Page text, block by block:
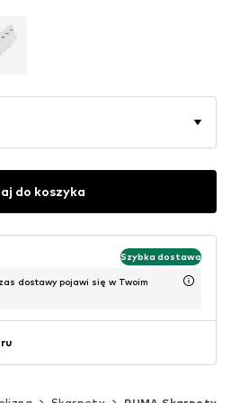
do koszyka
Szybka dostawa
dostawy pojawi się w Twoim